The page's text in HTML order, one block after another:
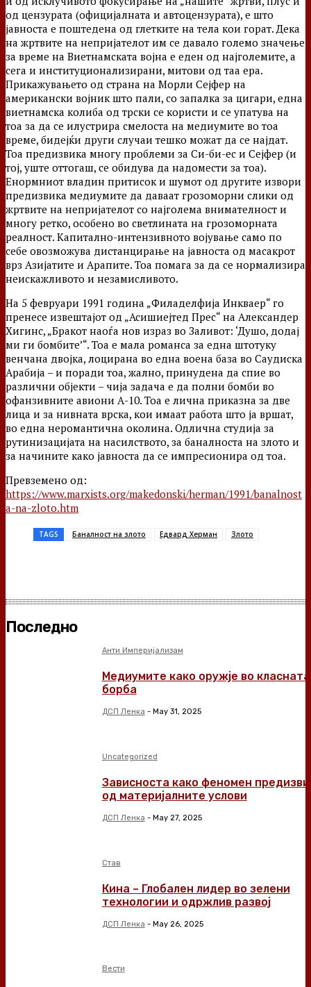
од цензурата (официјалната и автоцензурата), е што
јавноста е поштедена од глетките на тела кои горат. Дека
на жртвите на непријателот им се давало големо значење
за време на Виетнамската војна е еден од најголемите, а
сега и институционализирани, митови од таа ера.
Прикажувањето од страна на Морли Сејфер на
американски војник што пали, со запалка за цигари, една
виетнамска колиба од трски се користи и се упатува на
тоа за да се илустрира смелоста на медиумите во тоа
време, бидејќи други случаи тешко можат да се најдат.
Тоа предизвика многу проблеми за Си-би-ес и Сејфер (и
тој, уште оттогаш, се обидува да надомести за тоа).
Енормниот владин притисок и шумот од другите извори
предизвика медиумите да даваат грозоморни слики од
жртвите на непријателот со најголема внимателност и
многу ретко, особено во светлината на грозоморната
реалност. Капитално-интензивното војување само по
себе овозможува дистанцирање на јавноста од масакрот
врз Азијатите и Арапите. Тоа помага за да се нормализира
неискажливото и незамисливото.
На 5 февруари 1991 година „Филаделфија Инкваер“ го
пренесе извештајот од „Асишиејтед Прес“ на Александер
Хигинс, „Бракот наоѓа нов израз во Заливот: ‘Душо, додај
ми ги бомбите’“. Тоа е мала романса за една штотуку
венчана двојка, лоцирана во една воена база во Саудиска
Арабија – и поради тоа, жално, принудена да спие во
различни објекти – чија задача е да полни бомби во
офанзивните авиони А-10. Тоа е лична приказна за две
лица и за нивната врска, кои имаат работа што ја вршат,
во една неромантична околина. Одлична студија за
рутинизацијата на насилството, за баналноста на злото и
за начините како јавноста да се импресионира од тоа.
Превземено од:
https://www.marxists.org/makedonski/herman/1991/banalnost
a-na-zloto.htm
TAGS Баналност на злото Едвард Херман Злото
Последно
Анти Империјализам
Медиумите како оружје во класната
борба
ДСП Ленка - May 31, 2025
Uncategorized
Зависноста како феномен
од материјалните услови
ДСП Ленка - May 27, 2025
Став
Кина – Глобален лидер во зелени
технологии и одржлив развој
ДСП Ленка - May 26, 2025
Вести